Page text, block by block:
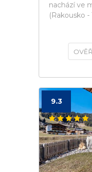
nachází ve
(Rakousko -
9.3